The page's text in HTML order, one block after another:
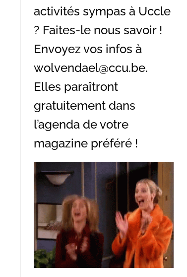
activités sympas à Uccle
? Faites-le nous savoir !
Envoyez vos infos à
wolvendael@ccu.be.
Elles paraîtront
gratuitement dans
l’agenda de votre
magazine préféré !